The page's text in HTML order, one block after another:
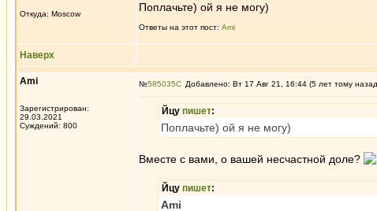
Откуда: Moscow
Поплачьте) ой я не могу)
Ответы на этот пост: Ami
Наверх
Ami
Зарегистрирован:
29.03.2021
Суждений: 800
№585035 Добавлено: Вт 17 Авг 21, 16:44 (5 лет тому
Йцу пишет:
Поплачьте) ой я не могу)
Вместе с вами, о вашей несчастной доле?
Йцу пишет:
Ami